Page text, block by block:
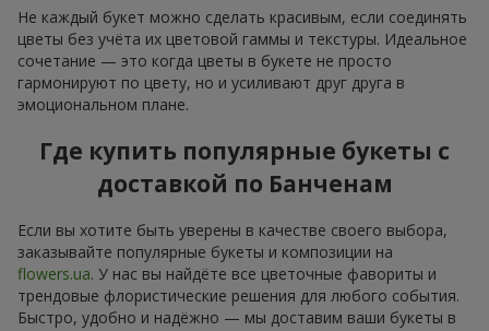
Не каждый букет можно сделать красивым, если соединять
цветы без учёта их цветовой гаммы и текстуры. Идеальное
сочетание — это когда цветы в букете не просто
гармонируют по цвету, но и усиливают друг друга в
эмоциональном плане.
Где купить популярные букеты с
доставкой по Банченам
Если вы хотите быть уверены в качестве своего выбора,
заказывайте популярные букеты и композиции на
flowers.ua. У нас вы найдёте все цветочные фавориты и
трендовые флористические решения для любого события.
Быстро, удобно и надёжно — мы доставим ваши букеты в